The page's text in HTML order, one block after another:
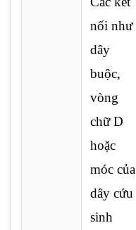
nối như
dây
buộc,
vòng
chữ D
hoặc
móc của
dây cứu
sinh